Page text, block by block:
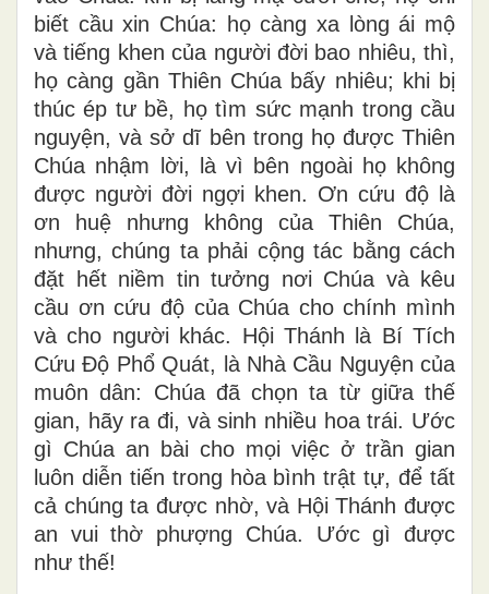
biết cầu xin Chúa: họ càng xa lòng ái mộ
và tiếng khen của người đời bao nhiêu, thì,
họ càng gần Thiên Chúa bấy nhiêu; khi bị
thúc ép tư bề, họ tìm sức mạnh trong cầu
nguyện, và sở dĩ bên trong họ được Thiên
Chúa nhậm lời, là vì bên ngoài họ không
được người đời ngợi khen. Ơn cứu độ là
ơn huệ nhưng không của Thiên Chúa,
nhưng, chúng ta phải cộng tác bằng cách
đặt hết niềm tin tưởng nơi Chúa và kêu
cầu ơn cứu độ của Chúa cho chính mình
và cho người khác. Hội Thánh là Bí Tích
Cứu Độ Phổ Quát, là Nhà Cầu Nguyện của
muôn dân: Chúa đã chọn ta từ giữa thế
gian, hãy ra đi, và sinh nhiều hoa trái. Ước
gì Chúa an bài cho mọi việc ở trần gian
luôn diễn tiến trong hòa bình trật tự, để tất
cả chúng ta được nhờ, và Hội Thánh được
an vui thờ phượng Chúa. Ước gì được
như thế!